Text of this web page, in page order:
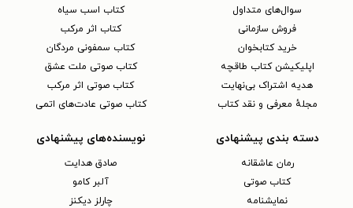
سوال‌های متداول
فروش سازمانی
خرید کتابخوان
اپلیکیشن کتاب طاقچه
هدیه اشتراک بی‌نهایت
مجلهٔ معرفی و نقد کتاب
کتاب اسب سیاه
کتاب اثر مرکب
کتاب سمفونی مردگان
کتاب صوتی ملت عشق
کتاب صوتی اثر مرکب
کتاب صوتی عادت‌های اتمی
دسته بندی پیشنهادی
رمان عاشقانه
کتاب‌ صوتی
نمایشنامه
نویسنده‌های پیشنهادی
صادق هدایت
آلبر کامو
چارلز دیکنز